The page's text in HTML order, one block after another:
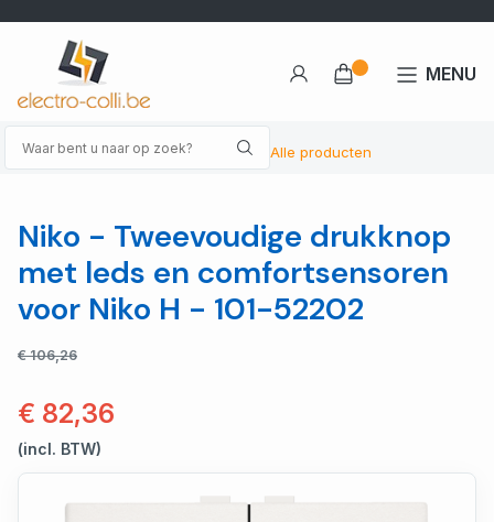
Alle producten
MENU
Niko - Tweevoudige drukknop
met leds en comfortsensoren
voor Niko H - 101-52202
€ 106,26
€ 82,36
(incl. BTW)